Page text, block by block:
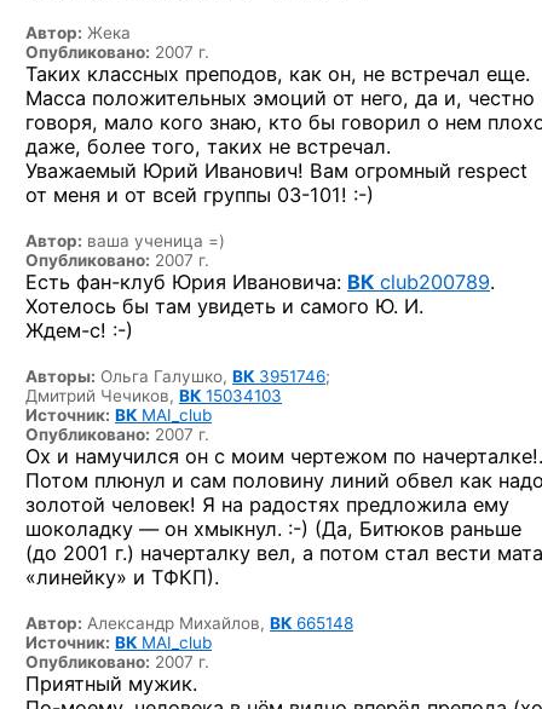
Автор: Жека
Опубликовано: 2007 г.
Таких классных преподов, как он, не встречал еще.
Масса положительных эмоций от него, да и, честно
говоря, мало кого знаю, кто бы говорил о нем
даже, более того, таких не встречал.
Уважаемый Юрий Иванович! Вам огромный respect
от меня и от всей группы 03-101! :-)
Автор: ваша ученица =)
Опубликовано: 2007 г.
Есть фан-клуб Юрия Ивановича: ВК club200789.
Хотелось бы там увидеть и самого Ю. И.
Ждем-с! :-)
Авторы: Ольга Галушко, ВК 3951746;
Дмитрий Чечиков, ВК 15034103
Источник: ВК MAI_club
Опубликовано: 2007 г.
Ох и намучился он с моим чертежом по
Потом плюнул и сам половину линий обвел как
золотой человек! Я на радостях предложила ему
шоколадку — он хмыкнул. :-) (Да, Битюков раньше
(до 2001 г.) начерталку вел, а потом стал вести
«линейку» и ТФКП).
Автор: Александр Михайлов, ВК 665148
Источник: ВК MAI_club
Опубликовано: 2007 г.
Приятный мужик.